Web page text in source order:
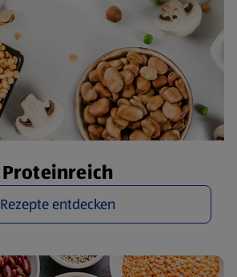
Proteinreich
Rezepte entdecken